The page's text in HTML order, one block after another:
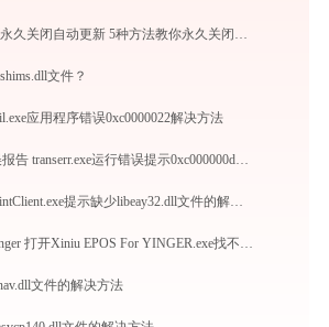
文件？
应用程序错误0xc0000022解决方法
WPS Office错误报告 transerr.exe运行错误提示0xc000000d的解决办法
菜鸟打印 CNPrintClient.exe提示缺少libeay32.dll文件的解决办法
文件的解决方法